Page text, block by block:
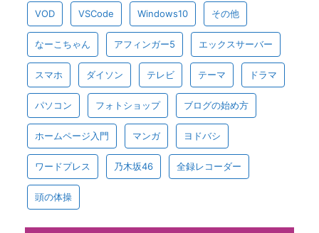
VOD VSCode Windows10 その他
なーこちゃん アフィンガー5 エックスサーバー
スマホ ダイソン テレビ テーマ ドラマ
パソコン フォトショップ ブログの始め方
ホームページ入門 マンガ ヨドバシ
ワードプレス 乃木坂46 全録レコーダー
頭の体操